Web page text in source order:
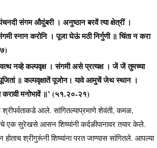
संगम औदुंबरी । अनुष्ठान बरवें त्या क्षेत्रीं ।
स्नान करोनि । पूजा घेऊं मठी निर्गुणी ॥ चिंता न करा
नव्हे कल्पवृक्ष । संगमी असे प्रत्यक्ष । जें जें तुमच्या
॥ कल्पवृक्षातें पूजोन। यावे आमुचें जेथ स्थान ।
करावी मनोभावें ॥’ (५१.२०-२१)
आले. सांगितल्याप्रमाणे शेवंती, कमळ,
एक सुरेखसे आसन शिष्यांनी कर्दळीपानावर तयार केले.
श्रीगुरूंनी शिष्यांना परत जाण्यास सांगितले. आपल्या